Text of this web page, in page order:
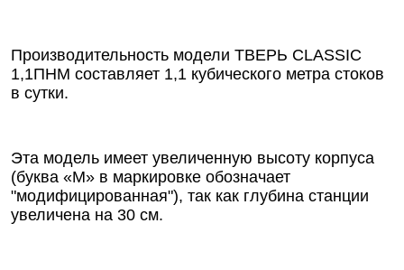
Производительность модели ТВЕРЬ CLASSIC
1,1ПНМ составляет 1,1 кубического метра стоков
в сутки.
Эта модель имеет увеличенную высоту корпуса
(буква «М» в маркировке обозначает
"модифицированная"), так как глубина станции
увеличена на 30 см.